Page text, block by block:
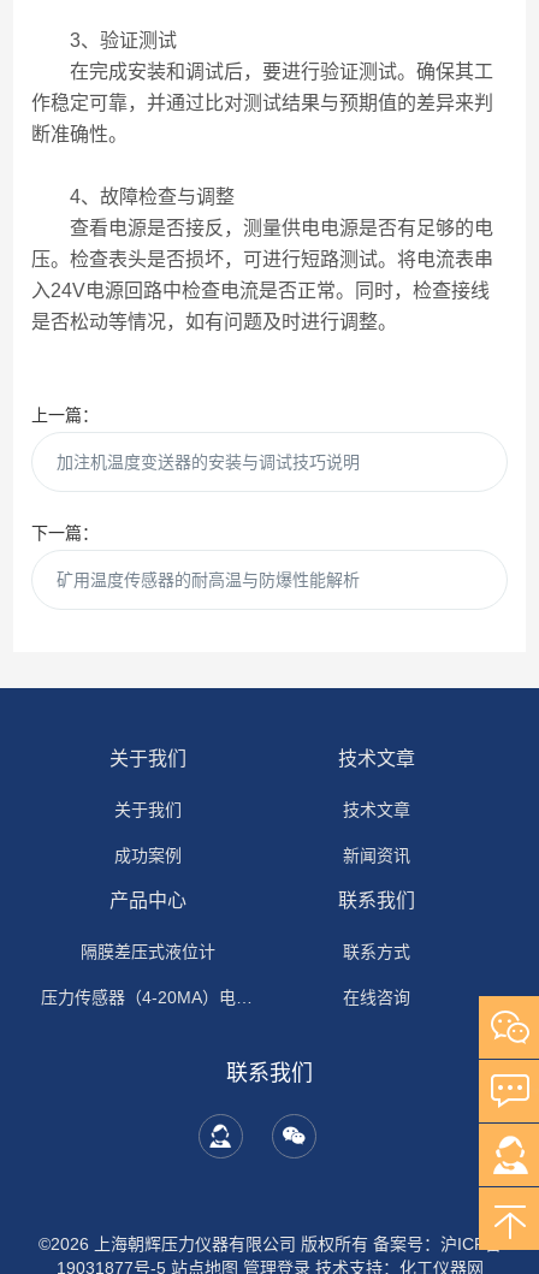
3、验证测试
在完成安装和调试后，要进行验证测试。确保其工
作稳定可靠，并通过比对测试结果与预期值的差异来判
断准确性。
4、故障检查与调整
查看电源是否接反，测量供电电源是否有足够的电
压。检查表头是否损坏，可进行短路测试。将电流表串
入24V电源回路中检查电流是否正常。同时，检查接线
是否松动等情况，如有问题及时进行调整。
上一篇：
加注机温度变送器的安装与调试技巧说明
下一篇：
矿用温度传感器的耐高温与防爆性能解析
关于我们
关于我们
成功案例
技术文章
技术文章
新闻资讯
产品中心
隔膜差压式液位计
压力传感器（4-20MA）电流输出
联系我们
联系方式
在线咨询
联系我们
©2026 上海朝辉压力仪器有限公司 版权所有 备案号：沪ICP备
19031877号-5 站点地图 管理登录技术支持： 化工仪器网